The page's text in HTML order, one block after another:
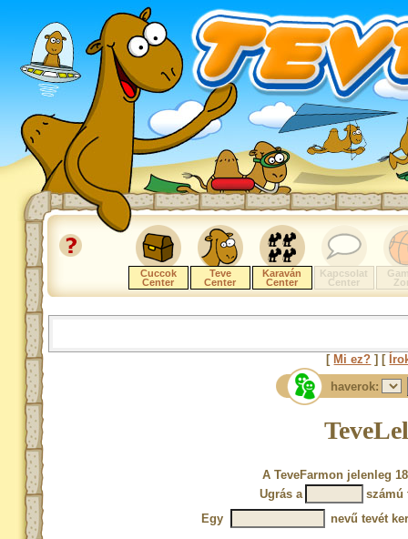
Cuccok
Center
Teve
Center
Karaván
Center
Kapcsolat
Center
[ Mi ez? ] [
haverok:
A TeveFarmon jelenleg
Ugrás a
számú
Egy
nevű tevét